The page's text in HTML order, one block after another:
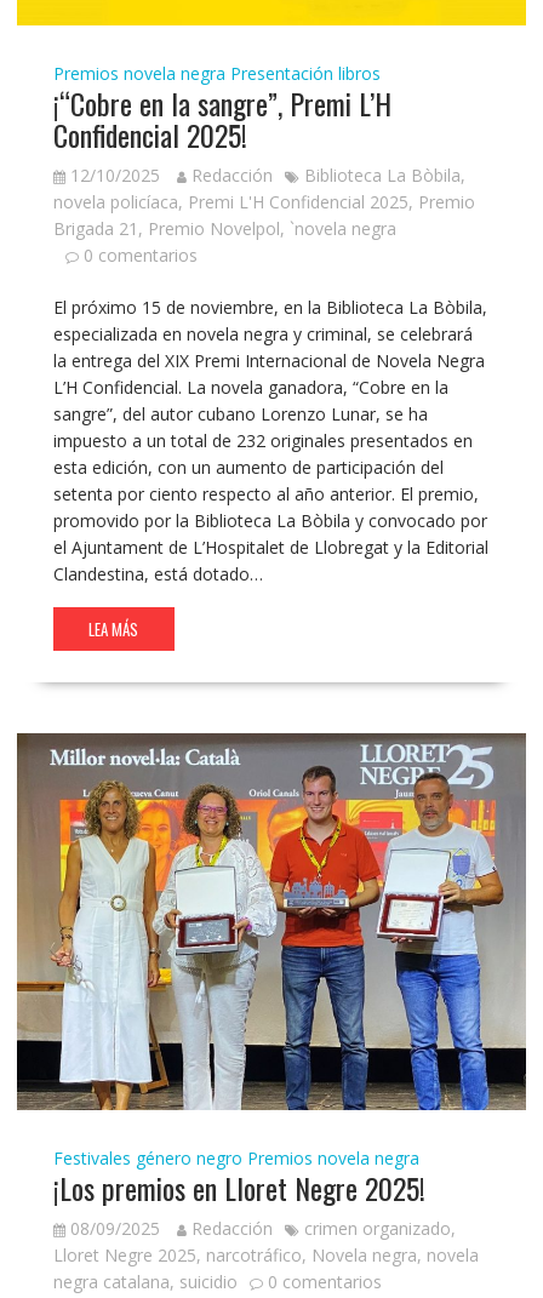
Premios novela negra Presentación libros
¡“Cobre en la sangre”, Premi L’H
Confidencial 2025!
12/10/2025 Redacción Biblioteca La Bòbila,
novela policíaca, Premi L'H Confidencial 2025, Premio
Brigada 21 , Premio Novelpol, `novela negra
0 comentarios
El próximo 15 de noviembre, en la Biblioteca La Bòbila,
especializada en novela negra y criminal, se celebrará
la entrega del XIX Premi Internacional de Novela Negra
L’H Confidencial. La novela ganadora, “Cobre en la
sangre”, del autor cubano Lorenzo Lunar, se ha
impuesto a un total de 232 originales presentados en
esta edición, con un aumento de participación del
setenta por ciento respecto al año anterior. El premio,
promovido por la Biblioteca La Bòbila y convocado por
el Ajuntament de L’Hospitalet de Llobregat y la Editorial
Clandestina, está dotado…
LEA MÁS
Festivales género negro Premios novela negra
¡Los premios en Lloret Negre 2025!
08/09/2025 Redacción crimen organizado,
Lloret Negre 2025, narcotráfico, Novela negra, novela
negra catalana, suicidio 0 comentarios